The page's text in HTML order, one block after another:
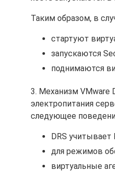
Таким образом, в
стартуют
запускаются
поднимаются
3. Механизм VMware
электропитания
следующее
DRS
для режимов
виртуальные